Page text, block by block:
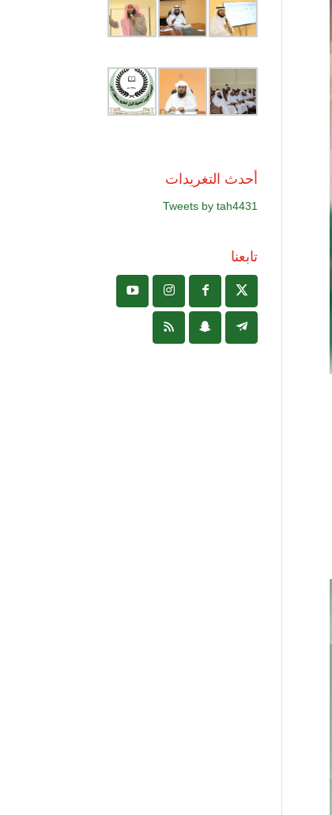
أحدث التغريدات
Tweets by tah4431
تابعنا